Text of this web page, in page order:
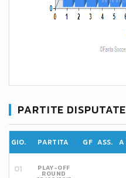
PARTITE DISPUTATE
GIO. PARTITA GF ASS. A
PLAY-OFF
ROUND